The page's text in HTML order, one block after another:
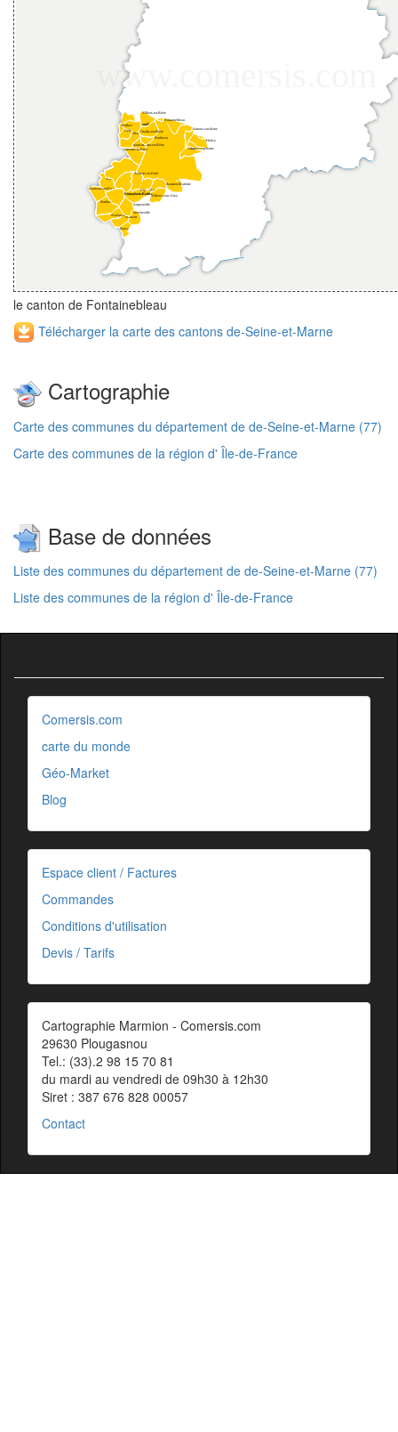
le canton de Fontainebleau
Télécharger la carte des cantons de-Seine-et-Marne
Cartographie
Carte des communes du département de de-Seine-et-Marne (77)
Carte des communes de la région d' Île-de-France
Base de données
Liste des communes du département de de-Seine-et-Marne (77)
Liste des communes de la région d' Île-de-France
Comersis.com
carte du monde
Géo-Market
Blog
Espace client / Factures
Commandes
Conditions d'utilisation
Devis / Tarifs
Cartographie Marmion - Comersis.com
29630 Plougasnou
Tel.: (33).2 98 15 70 81
du mardi au vendredi de 09h30 à 12h30
Siret : 387 676 828 00057
Contact